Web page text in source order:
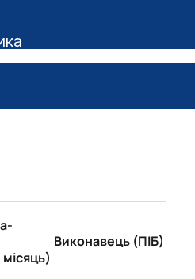
Виконавець (ПІБ)